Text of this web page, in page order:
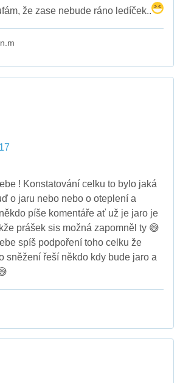
že zase nebude ráno ledíček..
! Konstatování celku to bylo jaká
o jaru nebo nebo o oteplení a
píše komentáře ať už je jaro je
prášek sis možná zapomněl ty 😅
spíš podpoření toho celku že
sněžení řeší někdo kdy bude jaro a